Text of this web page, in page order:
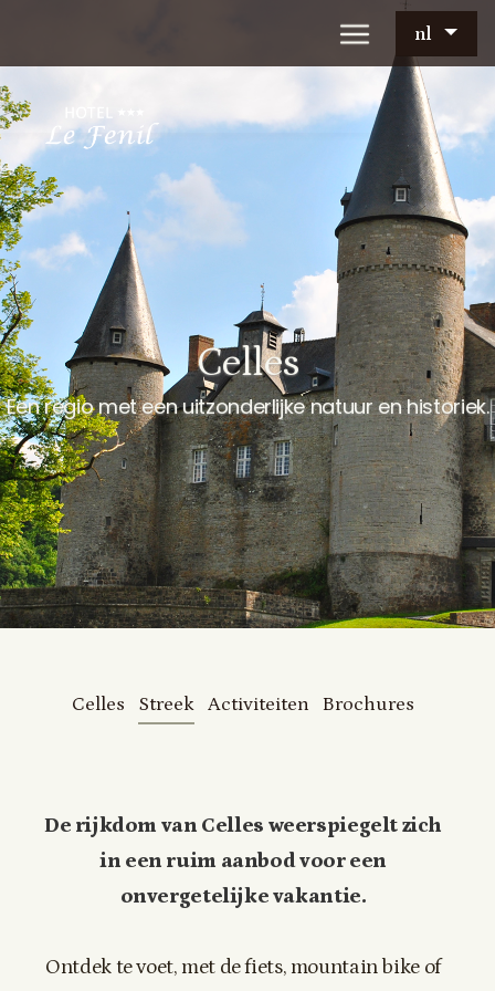
nl
Celles
Een regio met een uitzonderlijke natuur en historiek.
Celles Streek Activiteiten Brochures
De rijkdom van Celles weerspiegelt zich
in een ruim aanbod voor een
onvergetelijke vakantie.
Ontdek te voet, met de fiets, mountain bike of